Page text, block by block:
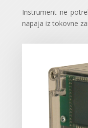
Instrument ne
napaja iz tokovne